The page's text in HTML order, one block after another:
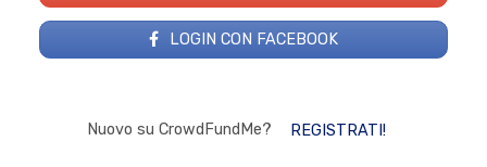
LOGIN CON FACEBOOK
Nuovo su CrowdFundMe? REGISTRATI!